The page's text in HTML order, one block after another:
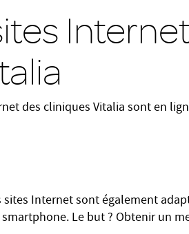
des cliniques Vitalia sont en
Internet sont également
Le but ? Obtenir un